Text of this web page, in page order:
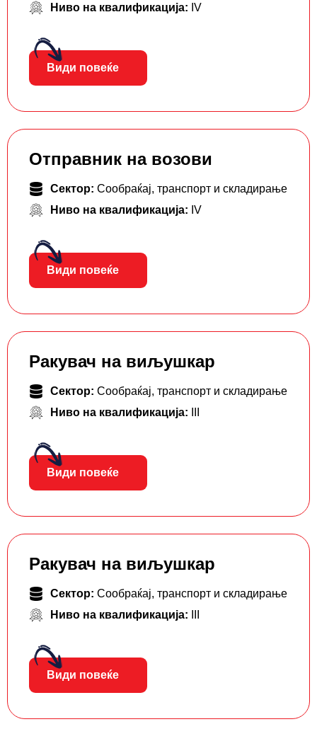
Ниво на квалификација: IV
Види повеќе
Отправник на возови
Сектор: Сообраќај, транспорт и складирање
Ниво на квалификација: IV
Види повеќе
Ракувач на виљушкар
Сектор: Сообраќај, транспорт и складирање
Ниво на квалификација:
Види повеќе
Ракувач на виљушкар
Сектор: Сообраќај, транспорт и складирање
Ниво на квалификација:
Види повеќе